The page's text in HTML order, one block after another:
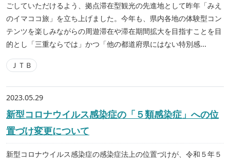
ごしていただけるよう、拠点滞在型観光の先進地として昨年「みえ
のイマココ旅」を立ち上げました。今年も、県内各地の体験型コン
テンツを楽しみながらの周遊滞在や滞在期間拡大を目指すことを目
的とし「三重ならでは」かつ「他の都道府県にはない特別感...
ＪＴＢ
2023.05.29
新型コロナウイルス感染症の「５類感染症」への位
置づけ変更について
新型コロナウイルス感染症の感染症法上の位置づけが、令和５年５